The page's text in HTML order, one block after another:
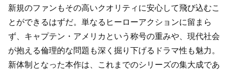
新規のファンもその高いクオリティに安心して飛び込むこ
とができるはずだ。単なるヒーローアクションに留まら
ず、キャプテン・アメリカという称号の重みや、現代社会
が抱える倫理的な問題も深く掘り下げるドラマ性も魅力。
新体制となった本作は、これまでのシリーズの集大成であ